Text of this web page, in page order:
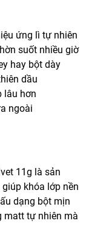
ứng lì tự nhiên
suốt nhiều giờ
hay bột dày
dầu
lâu hơn
ngoài
11g là sản
khóa lớp nền
dạng bột mịn
matt tự nhiên mà